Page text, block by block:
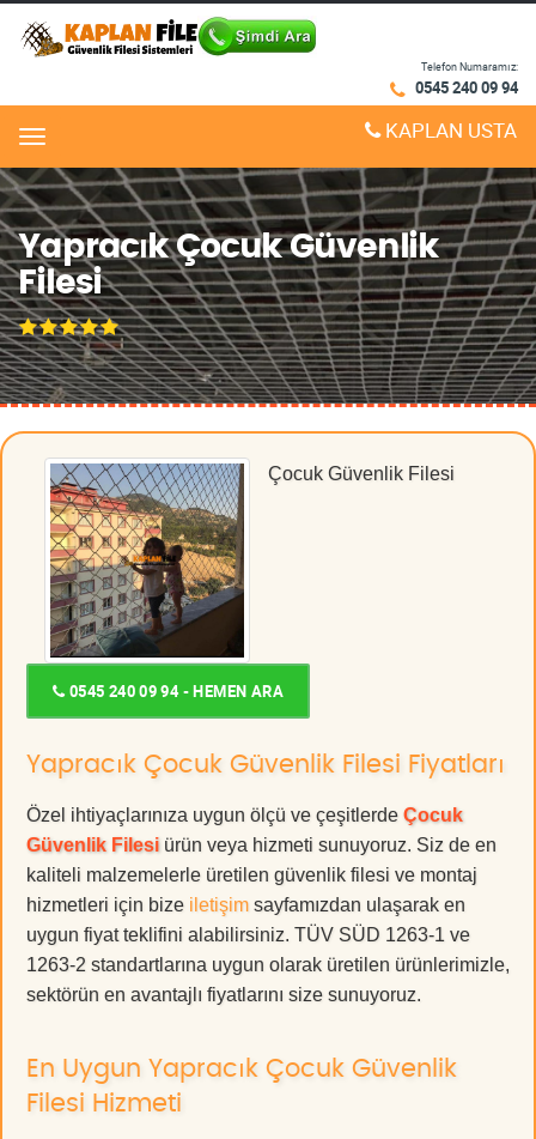
Telefon Numaramız:
0545 240 09 94
Menu KAPLAN USTA
Yapracık Çocuk Güvenlik
Filesi
Çocuk Güvenlik Filesi
0545 240 09 94 - HEMEN ARA
Yapracık Çocuk Güvenlik Filesi Fiyatları
Özel ihtiyaçlarınıza uygun ölçü ve çeşitlerde Çocuk
Güvenlik Filesi ürün veya hizmeti sunuyoruz. Siz de en
kaliteli malzemelerle üretilen güvenlik filesi ve montaj
hizmetleri için bize iletişim sayfamızdan ulaşarak en
uygun fiyat teklifini alabilirsiniz. TÜV SÜD 1263-1 ve
1263-2 standartlarına uygun olarak üretilen ürünlerimizle,
sektörün en avantajlı fiyatlarını size sunuyoruz.
En Uygun Yapracık Çocuk Güvenlik
Filesi Hizmeti